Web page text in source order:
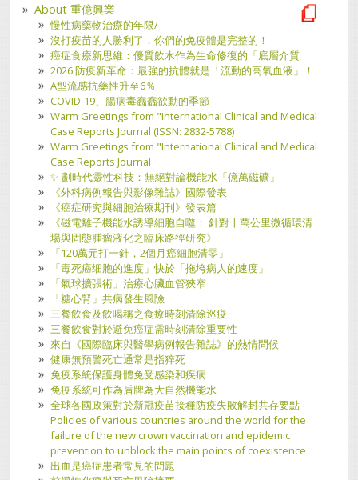
About 重億興業
慢性病藥物治療的年限/
沒打疫苗的人勝利了，你們的免疫體是完整的！
癌症食療新思維：優質飲水作為生命修復的「底層介質
2026 防疫新革命：最強的抗體就是「流動的高氧血液」！
A型流感抗藥性升至6％
COVID-19、腸病毒蠢蠢欲動的季節
Warm Greetings from "International Clinical and Medical
Case Reports Journal (ISSN: 2832-5788)
Warm Greetings from "International Clinical and Medical
Case Reports Journal
​✨ 劃時代靈性科技：無絕對論機能水「億萬磁礦」
《外科病例報告與影像雜誌》國際發表
《癌症研究與細胞治療期刊》發表篇
《磁電離子機能水誘導細胞自噬： 針對十萬公里微循環清
場與固態腫瘤液化之臨床路徑研究》
「120萬元打一針，2個月癌細胞清零」
「毒死癌细胞的進度」快於「拖垮病人的速度」
「氣球擴張術」治療心臟血管狹窄
「糖心腎」共病發生風險
三餐飲食及飲喝稱之食療時刻清除巡疫
三餐飲食對於避免癌症需時刻清除重要性
來自《國際臨床與醫學病例報告雜誌》的熱情問候
健康無預警死亡通常是指猝死
免疫系統保護身體免受感染和疾病
免疫系統可作為盾牌為大自然機能水
全球各國政策對於新冠疫苗接種防疫失敗解封共存要點
Policies of various countries around the world for the
failure of the new crown vaccination and epidemic
prevention to unblock the main points of coexistence
出血是癌症患者常見的問題